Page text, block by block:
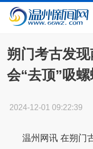
朔门考古发
会“去顶”吸
2024-12-01 09:22:39
温州网讯 在朔门古